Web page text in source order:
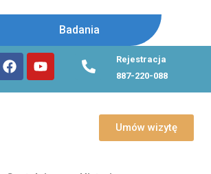
Badania
F
a
Y
o
h
Rejestracja
887-220-088
Umów wizytę